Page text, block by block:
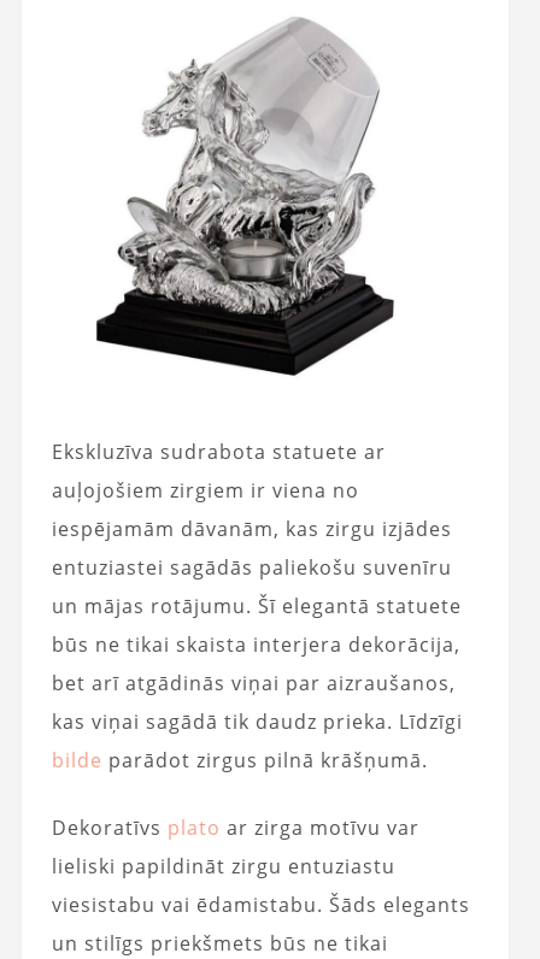
Ekskluzīva sudrabota statuete ar
auļojošiem zirgiem ir viena no
iespējamām dāvanām, kas zirgu izjādes
entuziastei sagādās paliekošu suvenīru
un mājas rotājumu. Šī elegantā statuete
būs ne tikai skaista interjera dekorācija,
bet arī atgādinās viņai par aizraušanos,
kas viņai sagādā tik daudz prieka. Līdzīgi
bilde parādot zirgus pilnā krāšņumā.
Dekoratīvs plato ar zirga motīvu var
lieliski papildināt zirgu entuziastu
viesistabu vai ēdamistabu. Šāds elegants
un stilīgs priekšmets būs ne tikai